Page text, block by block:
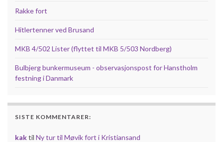
Rakke fort
Hitlertenner ved Brusand
MKB 4/502 Lister (flyttet til MKB 5/503 Nordberg)
Bulbjerg bunkermuseum - observasjonspost for Hanstholm
festning i Danmark
SISTE KOMMENTARER:
kaktil Ny tur til Møvik fort i Kristiansand